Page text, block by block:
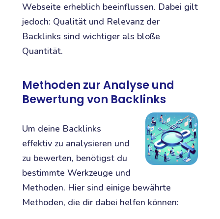
Webseite erheblich beeinflussen. Dabei gilt
jedoch: Qualität und Relevanz der
Backlinks sind wichtiger als bloße
Quantität.
Methoden zur Analyse und
Bewertung von Backlinks
Um deine Backlinks
effektiv zu analysieren und
zu bewerten, benötigst du
bestimmte Werkzeuge und
Methoden. Hier sind einige bewährte
Methoden, die dir dabei helfen können: